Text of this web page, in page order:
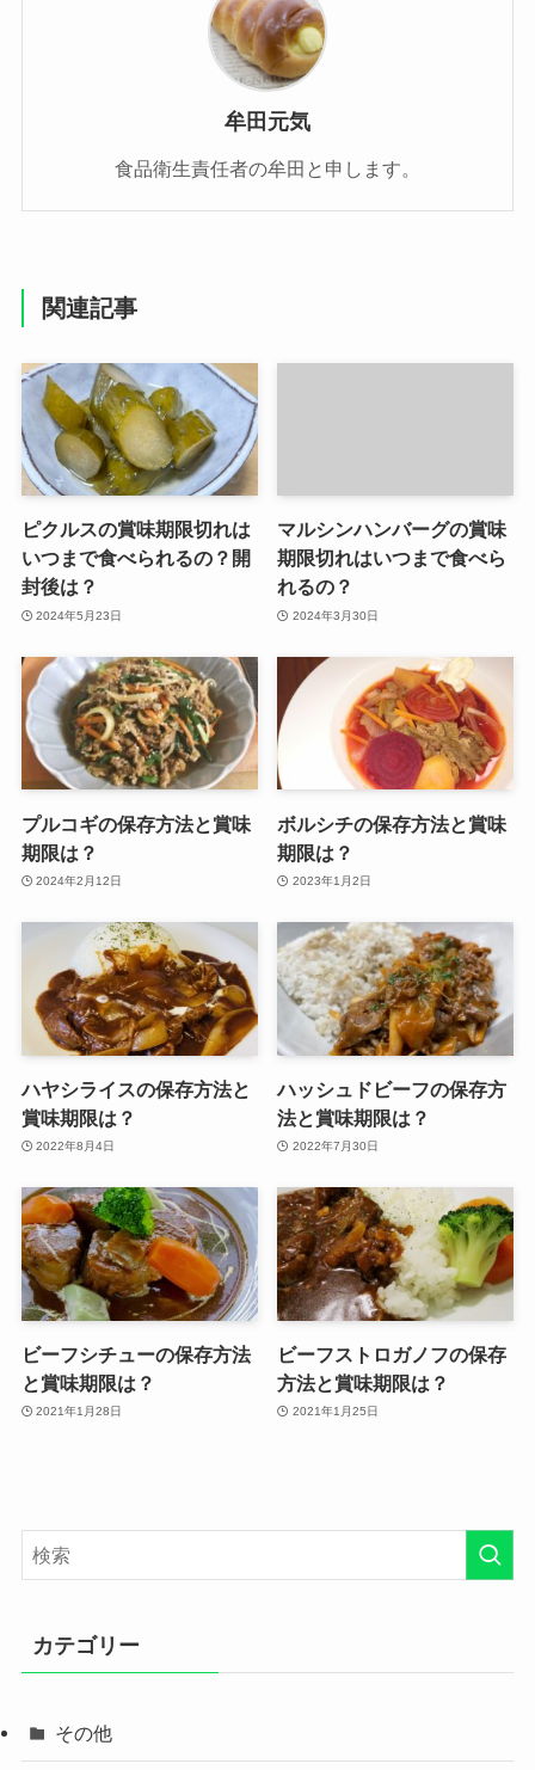
牟田元気
食品衛生責任者の牟田と申します。
関連記事
ピクルスの賞味期限切れは
いつまで食べられるの？開
封後は？
2024年5月23日
マルシンハンバーグの賞味
期限切れはいつまで食べら
れるの？
2024年3月30日
プルコギの保存方法と賞味
期限は？
2024年2月12日
ボルシチの保存方法と賞味
期限は？
2023年1月2日
ハヤシライスの保存方法と
賞味期限は？
2022年8月4日
ハッシュドビーフの保存方
法と賞味期限は？
2022年7月30日
ビーフシチューの保存方法
と賞味期限は？
2021年1月28日
ビーフストロガノフの保存
方法と賞味期限は？
2021年1月25日
カテゴリー
その他